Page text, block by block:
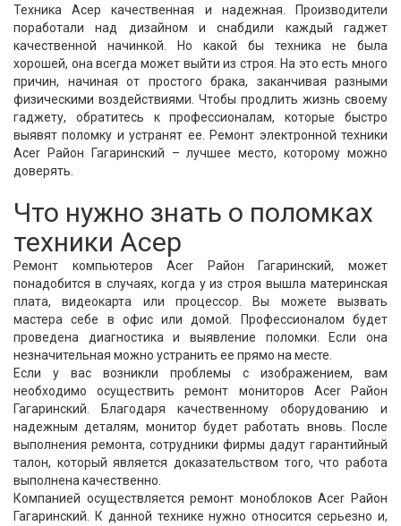
Техника Асер качественная и надежная. Производители
поработали над дизайном и снабдили каждый гаджет
качественной начинкой. Но какой бы техника не была
хорошей, она всегда может выйти из строя. На это есть много
причин, начиная от простого брака, заканчивая разными
физическими воздействиями. Чтобы продлить жизнь своему
гаджету, обратитесь к профессионалам, которые быстро
выявят поломку и устранят ее. Ремонт электронной техники
Acer Район Гагаринский – лучшее место, которому можно
доверять.
Что нужно знать о поломках
техники Асер
Ремонт компьютеров Acer Район Гагаринский, может
понадобится в случаях, когда у из строя вышла материнская
плата, видеокарта или процессор. Вы можете вызвать
мастера себе в офис или домой. Профессионалом будет
проведена диагностика и выявление поломки. Если она
незначительная можно устранить ее прямо на месте.
Если у вас возникли проблемы с изображением, вам
необходимо осуществить ремонт мониторов Acer Район
Гагаринский. Благодаря качественному оборудованию и
надежным деталям, монитор будет работать вновь. После
выполнения ремонта, сотрудники фирмы дадут гарантийный
талон, который является доказательством того, что работа
выполнена качественно.
Компанией осуществляется ремонт моноблоков Acer Район
Гагаринский. К данной технике нужно относится серьезно и,